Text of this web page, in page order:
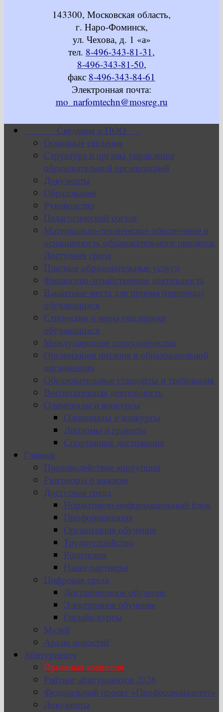
143300, Московская область,
г. Наро-Фоминск,
ул. Чехова, д. 1 «а»
тел. 8-496-343-81-31,
8-496-343-81-50,
факс 8-496-343-84-61
Электронная почта:
mo_narfomtechn@mosreg.ru
Сведения о ПОО
Основные сведения
Структура и органы управления
образовательной организацией
Документы
Образование
Руководство
Педагогический состав
Материально-техническое обеспечение и
оснащенность образовательного процесса.
Доступная среда
Платные образовательные услуги
Финансово-хозяйственная деятельность
Вакантные места для приема (перевода)
обучающихся
Стипендии и меры поддержки
обучающихся
Международное сотрудничество
Организация питания в образовательной
организации
Образовательные стандарты и требования
Воспитательная деятельность
Олимпиады и конкурсы
Олимпиады и конкурсы
Дипломы и грамоты
Спортивные достижения
Главная
Противодействие коррупции
Разговоры о важном
Доступная среда
Нормативно-информационный блок
Профориентация
Организация обучения
Трудоустройство
Родителям
Наши партнеры
Цифровая среда
Дистанционное обучение
Электронное обучение
Онлайн-курсы
Музей
Архив новостей
Абитуриенту
Приемная комиссия
Рейтинг абитуриентов 2026
Федеральный проект «Профессионалитет»
Документы